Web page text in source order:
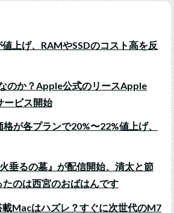
上げ、RAMやSSDのコスト高を反
のか？Apple公式のリースApple
ービス開始
が各プランで20%〜22%値上げ、
垂るの墓』が配信開始、清太と節
のは西宮のおばはんです
Macはハズレ？すぐに次世代のM7